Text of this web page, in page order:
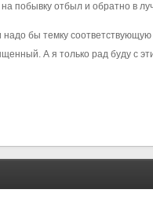
побывку отбыл и обратно в
бы темку
А я только рад буду с